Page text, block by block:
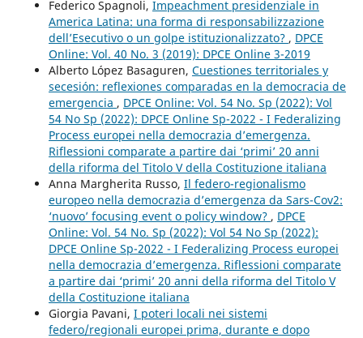
Federico Spagnoli, Impeachment presidenziale in
America Latina: una forma di responsabilizzazione
dell’Esecutivo o un golpe istituzionalizzato? , DPCE
Online: Vol. 40 No. 3 (2019): DPCE Online 3-2019
Alberto López Basaguren, Cuestiones territoriales y
secesión: reflexiones comparadas en la democracia de
emergencia , DPCE Online: Vol. 54 No. Sp (2022): Vol
54 No Sp (2022): DPCE Online Sp-2022 - I Federalizing
Process europei nella democrazia d’emergenza.
Riflessioni comparate a partire dai ‘primi’ 20 anni
della riforma del Titolo V della Costituzione italiana
Anna Margherita Russo, Il federo-regionalismo
europeo nella democrazia d’emergenza da Sars-Cov2:
‘nuovo’ focusing event o policy window? , DPCE
Online: Vol. 54 No. Sp (2022): Vol 54 No Sp (2022):
DPCE Online Sp-2022 - I Federalizing Process europei
nella democrazia d’emergenza. Riflessioni comparate
a partire dai ‘primi’ 20 anni della riforma del Titolo V
della Costituzione italiana
Giorgia Pavani, I poteri locali nei sistemi
federo/regionali europei prima, durante e dopo